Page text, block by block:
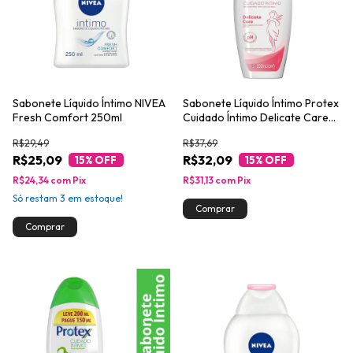
Sabonete Líquido Íntimo NIVEA
Fresh Comfort 250ml
R$25,09
R$29,49
15% OFF
R$24,34 com Pix
Só restam 3 em estoque!
Sabonete Líquido Íntimo Protex
Cuidado Íntimo Delicate Care
R$32,09
R$37,69
15% OFF
R$31,13 com Pix